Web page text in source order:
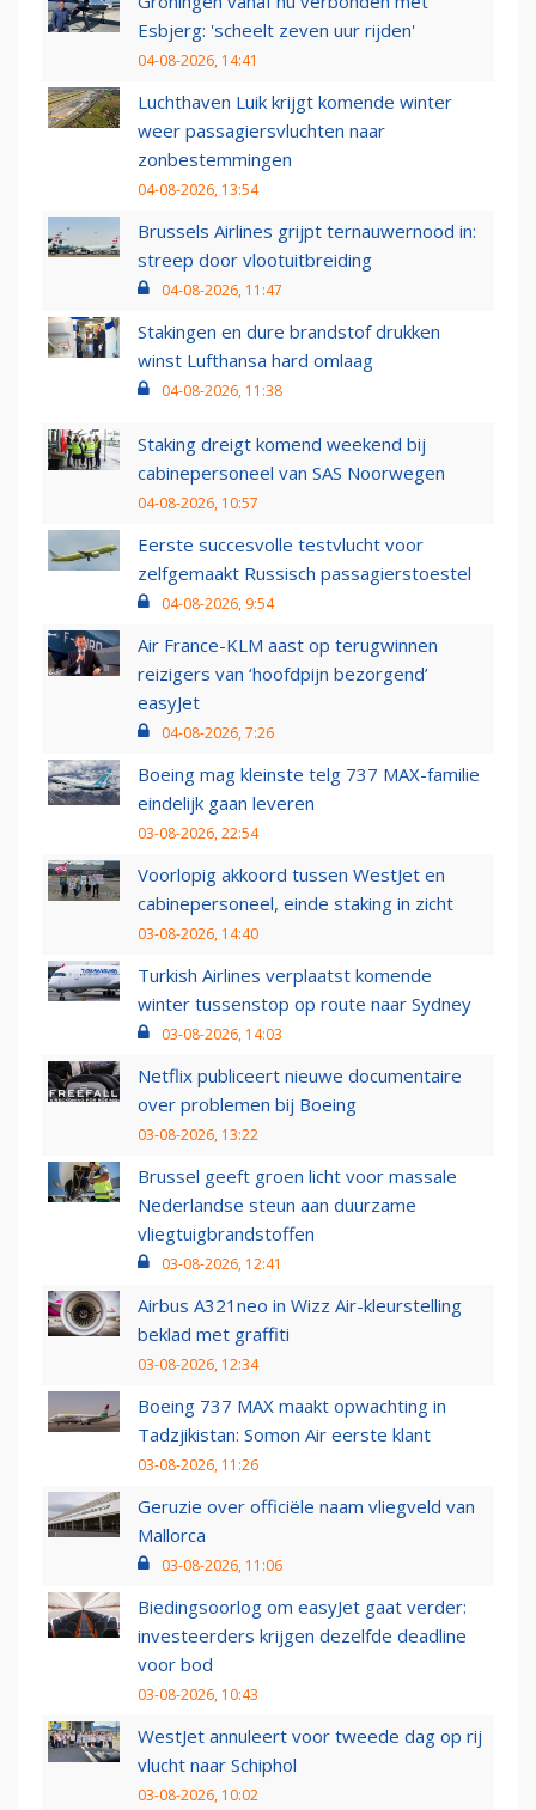
Esbjerg: 'scheelt zeven uur rijden'
04-08-2026, 14:41
Luchthaven Luik krijgt komende winter
weer passagiersvluchten naar
zonbestemmingen
04-08-2026, 13:54
Brussels Airlines grijpt ternauwernood in:
streep door vlootuitbreiding
04-08-2026, 11:47
Stakingen en dure brandstof drukken
winst Lufthansa hard omlaag
04-08-2026, 11:38
Staking dreigt komend weekend bij
cabinepersoneel van SAS Noorwegen
04-08-2026, 10:57
Eerste succesvolle testvlucht voor
zelfgemaakt Russisch passagierstoestel
04-08-2026, 9:54
Air France-KLM aast op terugwinnen
reizigers van ‘hoofdpijn bezorgend’
easyJet
04-08-2026, 7:26
Boeing mag kleinste telg 737 MAX-familie
eindelijk gaan leveren
03-08-2026, 22:54
Voorlopig akkoord tussen WestJet en
cabinepersoneel, einde staking in zicht
03-08-2026, 14:40
Turkish Airlines verplaatst komende
winter tussenstop op route naar Sydney
03-08-2026, 14:03
Netflix publiceert nieuwe documentaire
over problemen bij Boeing
03-08-2026, 13:22
Brussel geeft groen licht voor massale
Nederlandse steun aan duurzame
vliegtuigbrandstoffen
03-08-2026, 12:41
Airbus A321neo in Wizz Air-kleurstelling
beklad met graffiti
03-08-2026, 12:34
Boeing 737 MAX maakt opwachting in
Tadzjikistan: Somon Air eerste klant
03-08-2026, 11:26
Geruzie over officiële naam vliegveld van
Mallorca
03-08-2026, 11:06
Biedingsoorlog om easyJet gaat verder:
investeerders krijgen dezelfde deadline
voor bod
03-08-2026, 10:43
WestJet annuleert voor tweede dag op rij
vlucht naar Schiphol
03-08-2026, 10:02